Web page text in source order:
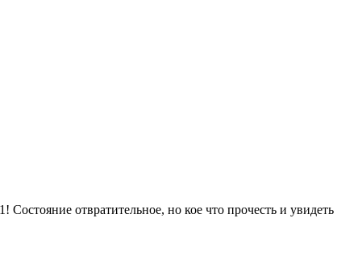
отвратительное, но кое что прочесть и